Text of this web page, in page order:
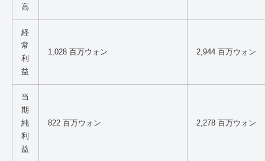
高
経
常
利
益
1,028 百万ウォン 2,944 百万ウォン
当
期
純
利
益
822 百万ウォン 2,278 百万ウォン